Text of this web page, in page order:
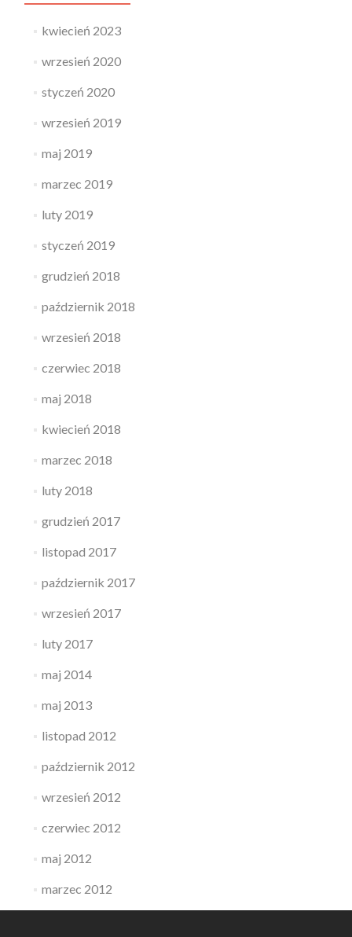
kwiecień 2023
wrzesień 2020
styczeń 2020
wrzesień 2019
maj 2019
marzec 2019
luty 2019
styczeń 2019
grudzień 2018
październik 2018
wrzesień 2018
czerwiec 2018
maj 2018
kwiecień 2018
marzec 2018
luty 2018
grudzień 2017
listopad 2017
październik 2017
wrzesień 2017
luty 2017
maj 2014
maj 2013
listopad 2012
październik 2012
wrzesień 2012
czerwiec 2012
maj 2012
marzec 2012